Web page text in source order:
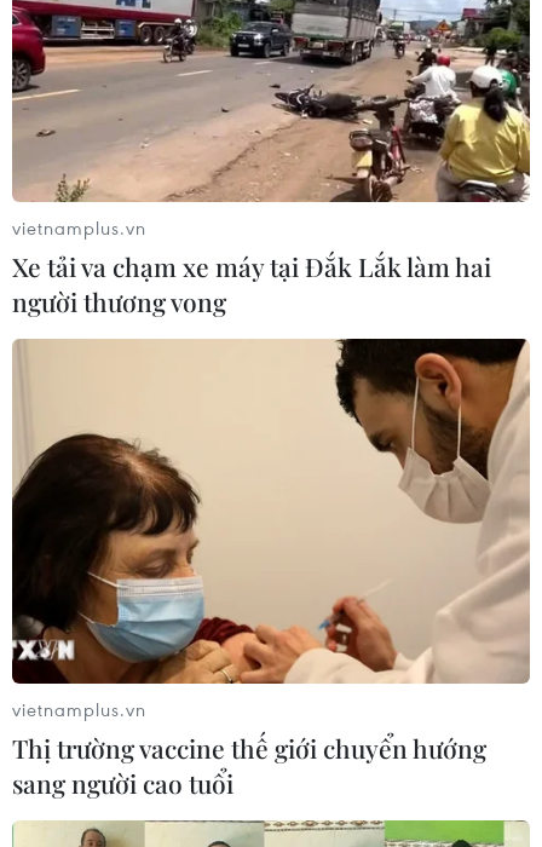
TIN LIÊN QUAN
Sớm đưa Khu du lịch hồ Hòa Bình trở
thành Khu du lịch Quốc gia
03/07/2024 03:57
Với những tiềm năng du lịch đặc biệt, tỉnh Hòa Bình đã
đặt mục tiêu đưa du lịch thành ngành kinh tế mũi nhọn
của tỉnh, trọng điểm là phát triển Khu du lịch Quốc gia
vietnamplus.vn
Xe tải va chạm xe máy tại Đắk Lắk làm hai
người thương vong
vietnamplus.vn
Thị trường vaccine thế giới chuyển hướng
sang người cao tuổi